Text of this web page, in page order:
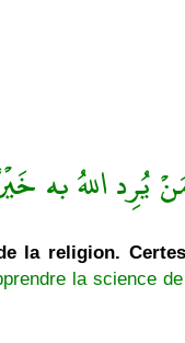
يُرِد اللهُ به
la religion.
la science